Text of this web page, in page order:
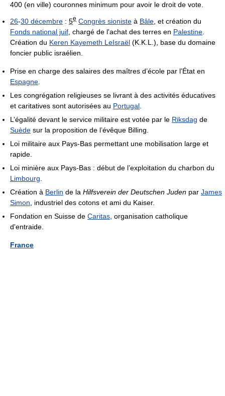
400 (en ville) couronnes minimum pour avoir le droit de vote.
26-30 décembre : 5e Congrès sioniste à Bâle , et création du
Fonds national juif , chargé de l'achat des terres en Palestine
Création du Keren Kayemeth LeIsraël (K.K.L.), base du domaine
foncier public israélien.
Prise en charge des salaires des maîtres d’école par l’État en
Espagne
Les congrégation religieuses se livrant à des activités éducatives
et caritatives sont autorisées au Portugal
L’égalité devant le service militaire est votée par le Riksdag de
Suède sur la proposition de l’évêque Billing.
Loi militaire aux Pays-Bas permettant une mobilisation large et
rapide.
Loi minière aux Pays-Bas : début de l’exploitation du charbon du
Limbourg
Création à Berlin de la Hilfsverein der Deutschen Juden par James
Simon , industriel des cotons et ami du Kaiser.
Fondation en Suisse de Caritas , organisation catholique
d'entraide.
France